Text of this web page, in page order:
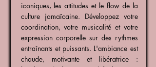
iconiques, les attitudes et le flow de la
culture jamaïcaine. Développez votre
coordination, votre musicalité et votre
expression corporelle sur des rythmes
entraînants et puissants. L'ambiance est
chaude, motivante et libératrice :